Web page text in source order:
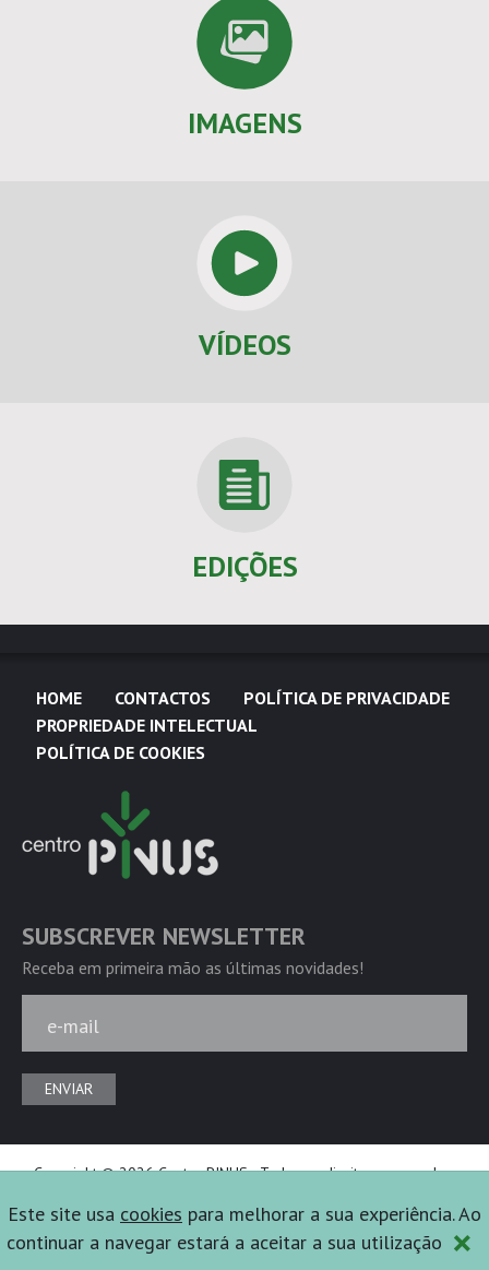
IMAGENS
VÍDEOS
EDIÇÕES
HOME CONTACTOS
POLÍTICA DE PRIVACIDADE
PROPRIEDADE INTELECTUAL
POLÍTICA DE COOKIES
SUBSCREVER NEWSLETTER
Receba em primeira mão as últimas novidades!
e-mail
ENVIAR
Copyright © 2026 Centro PINUS - Todos os direitos reservados.
Este site usa cookies para melhorar a sua experiência. Ao
continuar a navegar estará a aceitar a sua utilização ×